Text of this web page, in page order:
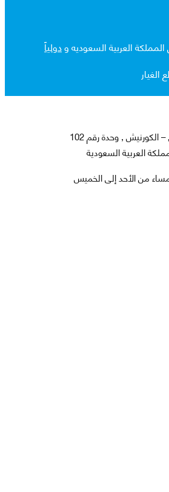
العربية السعوديه ودولياً